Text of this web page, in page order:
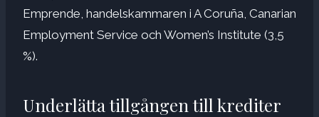
Emprende, handelskammaren i A Coruña, Canarian
Employment Service och Women’s Institute (3,5
%).
Underlätta tillgången till krediter